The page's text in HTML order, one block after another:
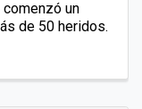
un
de 50 heridos.